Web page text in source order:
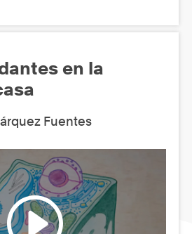
en la
Fuentes